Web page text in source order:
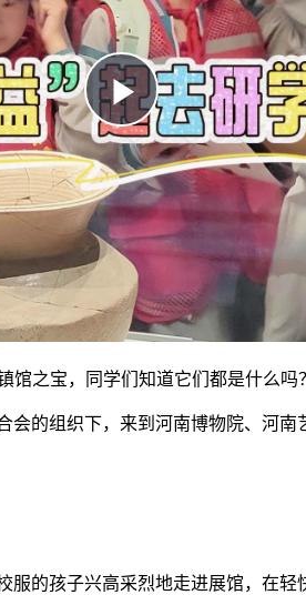
馆之宝，同学们知道它们都是什么
的组织下，来到河南博物院、河
的孩子兴高采烈地走进展馆，在轻